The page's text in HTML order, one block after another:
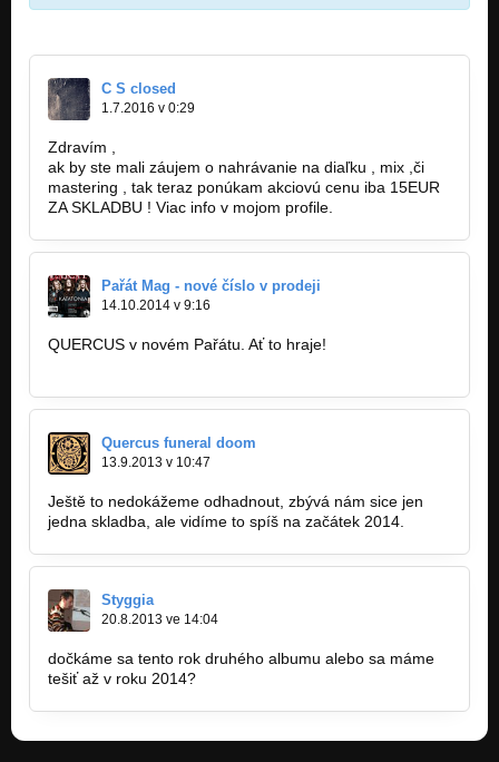
C S closed
1.7.2016 v 0:29
Zdravím ,
ak by ste mali záujem o nahrávanie na diaľku , mix ,či
mastering , tak teraz ponúkam akciovú cenu iba 15EUR
ZA SKLADBU ! Viac info v mojom profile.
Pařát Mag - nové číslo v prodeji
14.10.2014 v 9:16
QUERCUS v novém Pařátu. Ať to hraje!
Quercus funeral doom
13.9.2013 v 10:47
Ještě to nedokážeme odhadnout, zbývá nám sice jen
jedna skladba, ale vidíme to spíš na začátek 2014.
Styggia
20.8.2013 ve 14:04
dočkáme sa tento rok druhého albumu alebo sa máme
tešiť až v roku 2014?